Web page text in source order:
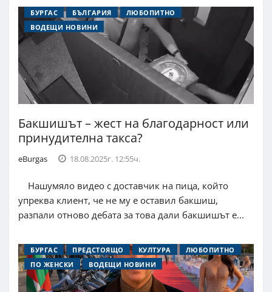
БУРГАС БЪЛГАРИЯ
ЛЮБОПИТНО
ВОДЕЩИ НОВИНИ
Бакшишът – жест на благодарност или
принудителна такса?
eBurgas 18.08.2025г. 12:55ч.
Нашумяло видео с доставчик на пица, който
упреква клиент, че не му е оставил бакшиш,
разпали отново дебата за това дали бакшишът е...
БУРГАС ПРЕДСТОЯЩО КУЛТУРА
ЛЮБОПИТНО
ПО ЖЕНСКИ
ВОДЕЩИ НОВИНИ